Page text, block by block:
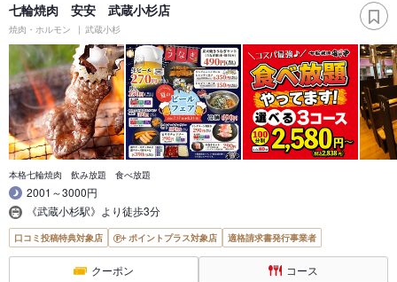
七輪焼肉 安安 武蔵小杉店
焼肉・ホルモン 武蔵小杉
本格七輪焼肉 飲み放題 食べ放題
2001～3000円
《武蔵小杉駅》より徒歩3分
口コミ投稿特典対象店 ポイントプラス対象店 適格請求書発行事業者
クーポン コース